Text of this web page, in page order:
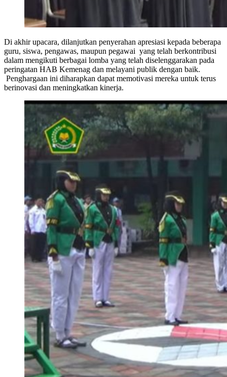
Di akhir upacara, dilanjutkan penyerahan apresiasi kepada beberapa
guru, siswa, pengawas, maupun pegawai yang telah berkontribusi
dalam mengikuti berbagai lomba yang telah diselenggarakan pada
peringatan HAB Kemenag dan melayani publik dengan baik.
Penghargaan ini diharapkan dapat memotivasi mereka untuk terus
berinovasi dan meningkatkan kinerja.